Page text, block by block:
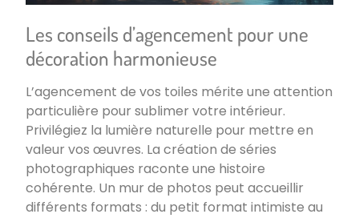
Les conseils d’agencement pour une
décoration harmonieuse
L’agencement de vos toiles mérite une attention
particulière pour sublimer votre intérieur.
Privilégiez la lumière naturelle pour mettre en
valeur vos œuvres. La création de séries
photographiques raconte une histoire
cohérente. Un mur de photos peut accueillir
différents formats : du petit format intimiste au